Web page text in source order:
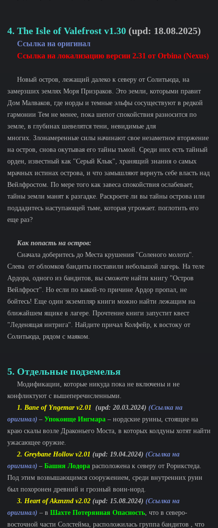
4. The Isle of Valefrost v1.30 (upd: 18.08.2025)
Ссылка на оригинал
Ссылка на локализацию версии 2.31 от Orbina (Nexus)
Новый остров, лежащий далеко к северу от Солитьюда, на
замерзших землях Моря Призраков. Это земли, которыми правит
Дом Малваков, где норды и темные эльфы сосуществуют в редкой
гармонии Тем не менее, пока шепот спокойствия разносится по
земле, в глубинах шевелятся тени, невидимые для
многих. Злонамеренные силы начинают свое незаметное вторжение
на остров, снова окутывая его тайны тьмой. Среди них есть тайный
орден, известный как "Серый Клык", хранящий знания о самых
мрачных истинах острова, и что замышляют вернуть себе власть над
Вейлфростом. По мере того как завеса спокойствия ослабевает,
тайны земли манят к разгадке. Раскроете ли вы тайны острова или
поддадитесь наступающей тьме, которая угрожает. поглотить его
еще раз?
Как попасть на остров:
Сначала доберитесь до Места крушения "Соленого молота".
Слева от обломков бандиты поставили небольшой лагерь. На теле
Ардора, одного из бандитов, вы сможете найти книгу "Остров
Вейлфрост". Но если по какой-то причине Ардор пропал, не
бойтесь! Еще один экземпляр книги можно найти лежащим на
ближайшем ящике в лагере. Прочтение книги запустит квест
"Леденящая интрига". Найдите причал Колфейр, к востоку от
Солитьюда, рядом с маяком.
5. Отдельные подземелья
Модификации, которые никуда пока не включены и не
конфликтуют с вышеперечисленными.
1. Bane of Yngemar v2.01 (upd: 20.03.2024) (Ссылка на
оригинал) – Упокоище Ингмара – нордские руины, стоящие на
краю скалы возле Драконьего Моста, в которых колдуны хотят найти
ужасающее оружие.
2. Greybane Hollow v2.01 (upd: 19.04.2024) (Ссылка на
оригинал) – Башня Лодора расположена к северу от Рорикстеда.
Под этим возвышающимся сооружением, среди внутренних руин
был похоронен древний и грозный воин-норд.
3. Heart of Akznznd v2.02 (upd: 15.08.2024) (Ссылка на
оригинал) – в Шахте Потерянная Опасность, что в северо-
восточной части Солстейма, расположилась группа бандитов , что